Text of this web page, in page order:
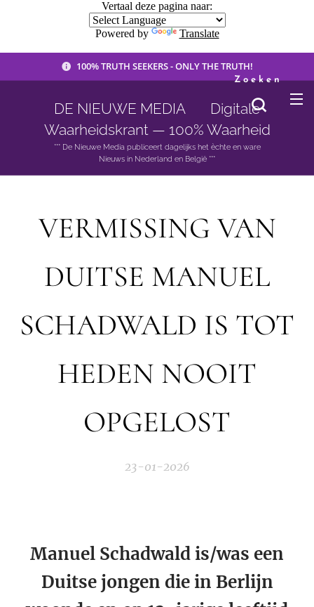
Vertaal deze pagina naar:
Powered by Translate
100% TRUTH SEEKERS - ONLY THE TRUTH!
DE NIEUWE MEDIA 🟣 Digitale
Waarheidskrant — 100% Waarheid
*** De Nieuwe Media publiceert dagelijks het èchte en ware
Nieuws in Nederland en België ***
Zoeken
VERMISSING VAN
DUITSE MANUEL
SCHADWALD IS TOT
HEDEN NOOIT
OPGELOST
23-01-2026
Manuel Schadwald is/was een
Duitse jongen die in Berlijn